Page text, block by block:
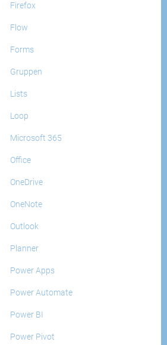
Firefox
Flow
Forms
Gruppen
Lists
Loop
Microsoft 365
Office
OneDrive
OneNote
Outlook
Planner
Power Apps
Power Automate
Power BI
Power Pivot